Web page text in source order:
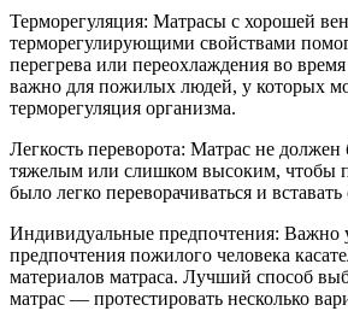
Терморегуляция: Матрасы с хорошей
терморегулирующими свойствами
перегрева или переохлаждения во
важно для пожилых людей, у которых
терморегуляция организма.
Легкость переворота: Матрас не
тяжелым или слишком высоким, чтобы
было легко переворачиваться и вставать
Индивидуальные предпочтения: Важно
предпочтения пожилого человека
материалов матраса. Лучший способ
матрас — протестировать несколько